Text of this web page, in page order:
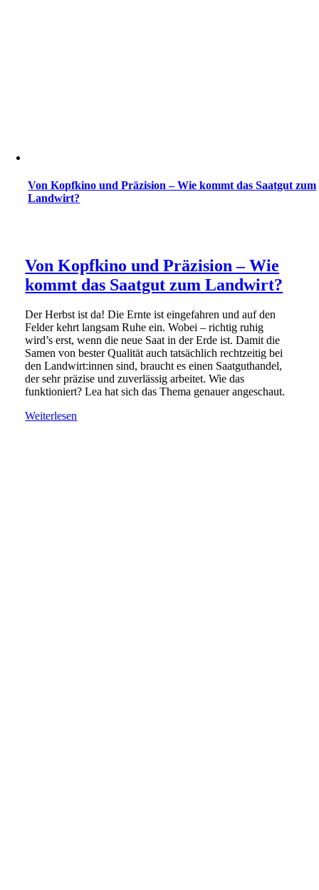
Von Kopfkino und Präzision – Wie kommt das Saatgut zum
Landwirt?
Von Kopfkino und Präzision – Wie
kommt das Saatgut zum Landwirt?
Der Herbst ist da! Die Ernte ist eingefahren und auf den
Felder kehrt langsam Ruhe ein. Wobei – richtig ruhig
wird’s erst, wenn die neue Saat in der Erde ist. Damit die
Samen von bester Qualität auch tatsächlich rechtzeitig bei
den Landwirt:innen sind, braucht es einen Saatguthandel,
der sehr präzise und zuverlässig arbeitet. Wie das
funktioniert? Lea hat sich das Thema genauer angeschaut.
Weiterlesen